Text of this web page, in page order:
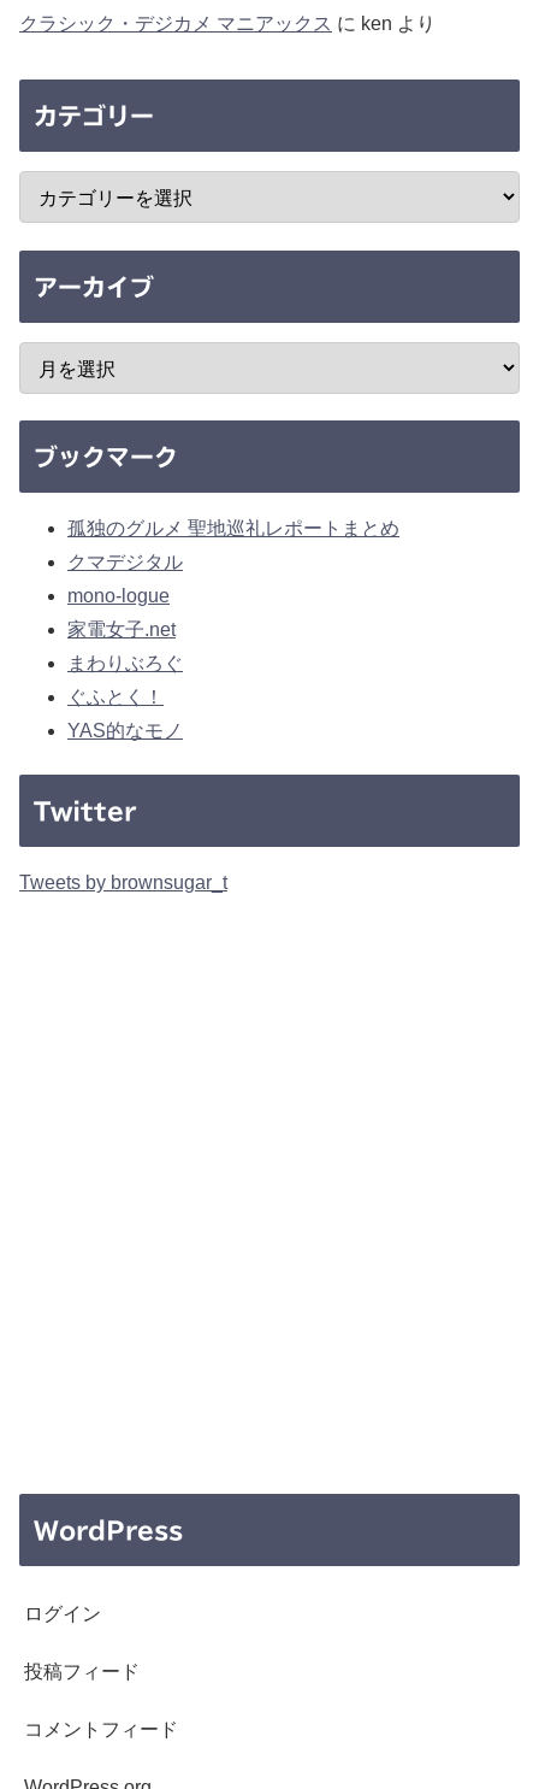
クラシック・デジカメ マニアックス に ken より
カテゴリー
アーカイブ
ブックマーク
孤独のグルメ 聖地巡礼レポートまとめ
クマデジタル
mono-logue
家電女子.net
まわりぶろぐ
ぐふとく！
YAS的なモノ
Twitter
Tweets by brownsugar_t
WordPress
ログイン
投稿フィード
コメントフィード